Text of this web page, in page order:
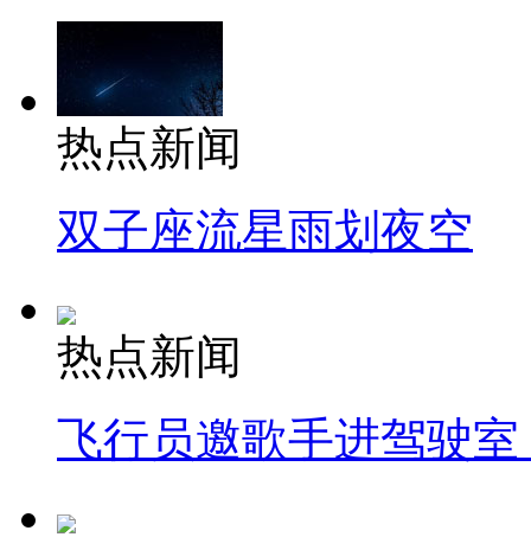
热点新闻
双子座流星雨划夜空
热点新闻
飞行员邀歌手进驾驶